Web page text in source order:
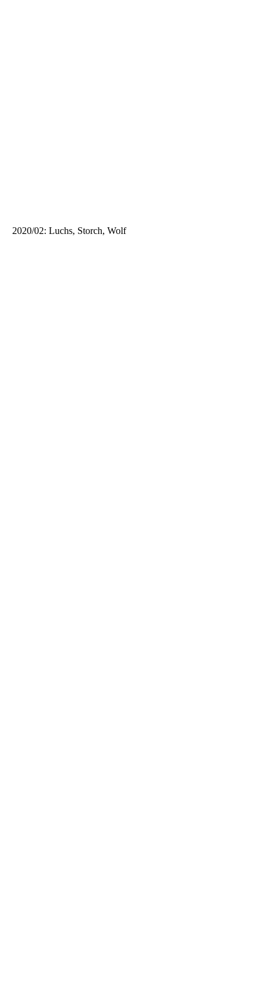
2020/02: Luchs, Storch, Wolf